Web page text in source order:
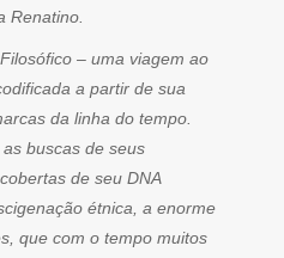
Renatino.
– uma viagem ao
a partir de sua
da linha do tempo.
buscas de seus
de seu DNA
étnica, a enorme
que com o tempo muitos